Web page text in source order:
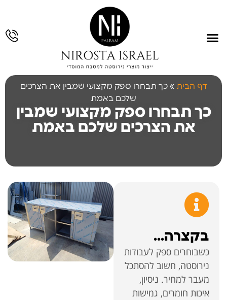
דף הבית »כך תבחרו ספק מקצועי שמבין את הצרכים
שלכם באמת
כך תבחרו ספק מקצועי שמבין
את הצרכים שלכם באמת
בקצרה...
כשבוחרים ספק לעבודות
נירוסטה, חשוב להסתכל
מעבר למחיר. ניסיון,
איכות חומרים, גמישות